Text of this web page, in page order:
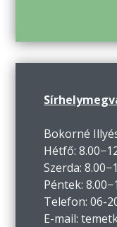
Bokorné
Hétfő:
Szerda:
Péntek:
Telefon: 06-
E-mail: